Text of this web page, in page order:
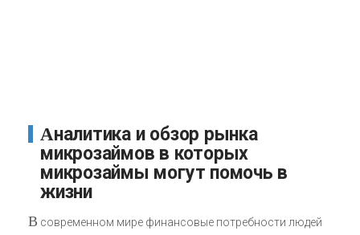
Аналитика и обзор рынка
микрозаймов в которых
микрозаймы могут помочь в
жизни
В современном мире финансовые потребности людей